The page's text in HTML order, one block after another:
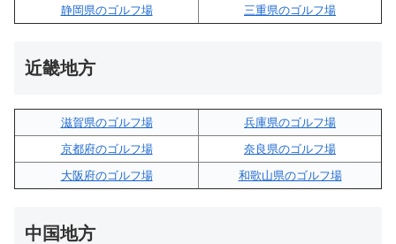
静岡県のゴルフ場
三重県のゴルフ場
近畿地方
滋賀県のゴルフ場
兵庫県のゴルフ場
京都府のゴルフ場
奈良県のゴルフ場
大阪府のゴルフ場
和歌山県のゴルフ場
中国地方